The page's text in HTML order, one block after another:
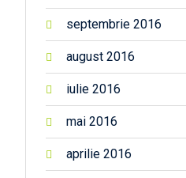
septembrie 2016
august 2016
iulie 2016
mai 2016
aprilie 2016